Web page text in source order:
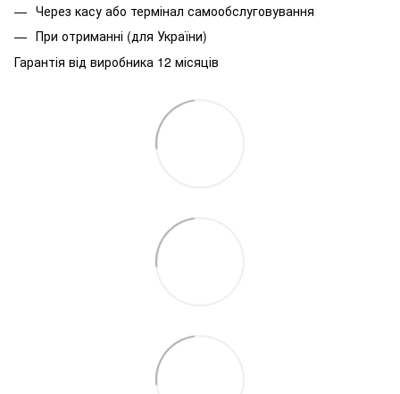
Через касу або термінал самообслуговування
При отриманні (для України)
Гарантія від виробника 12 місяців